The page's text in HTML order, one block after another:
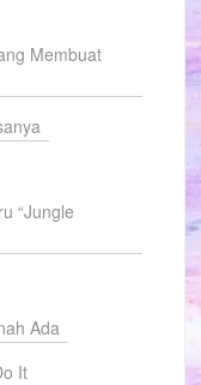
Membuat
“Jungle
Ada
It